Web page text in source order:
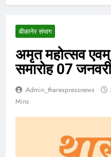
बीकानेर संभाग
अमृत महोत्सव
समारोह 07
Admin_tharexpressnews
Mins